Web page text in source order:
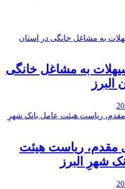
به مشاغل خانگی
البرز
مقدم، ریاست هیئت
شهرِ البرز